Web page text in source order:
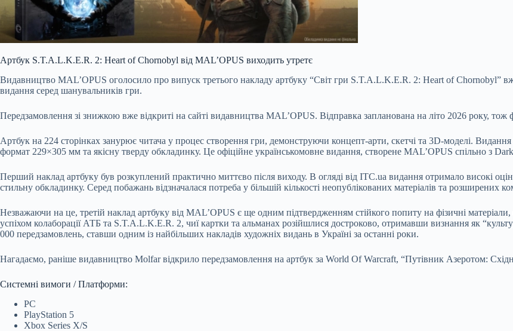
Артбук S.T.A.L.K.E.R. 2: Heart of Chornobyl від MAL’OPUS виходить утретє
Видавництво MAL’OPUS оголосило про випуск третього накладу артбуку “Світ гри S.T.A.L.K.E.R. 2: Heart of Chornobyl”
видання серед шанувальників гри.
Передзамовлення зі знижкою вже відкриті на сайті видавництва MAL’OPUS. Відправка запланована на літо 2026 року,
Артбук на 224 сторінках занурює читача у процес створення гри, демонструючи концепт-арти, скетчі та 3D-моделі.
формат 229×305 мм та якісну тверду обкладинку. Це офіційне українськомовне видання, створене MAL’OPUS спільно з
Перший наклад артбуку був розкуплений практично миттєво після виходу. В огляді від ITC.ua видання отримало високі
стильну обкладинку. Серед побажань відзначалася потреба у більшій кількості неопублікованих матеріалів та розширених
Незважаючи на це, третій наклад артбуку від MAL’OPUS є ще одним підтвердженням стійкого попиту на фізичні
успіхом колаборації АТБ та S.T.A.L.K.E.R. 2, чиї картки та альманах розійшлися достроково, отримавши визнання як
000 передзамовлень, ставши одним із найбільших накладів художніх видань в Україні за останні роки.
Нагадаємо, раніше видавництво Molfar відкрило передзамовлення на артбук за World Of Warcraft, “Путівник Азеротом:
Системні вимоги / Платформи:
PC
PlayStation 5
Xbox Series X/S